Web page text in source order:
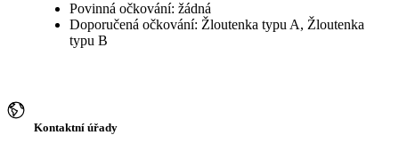
Povinná očkování: žádná
Doporučená očkování: Žloutenka typu A, Žloutenka
typu B
Kontaktní úřady